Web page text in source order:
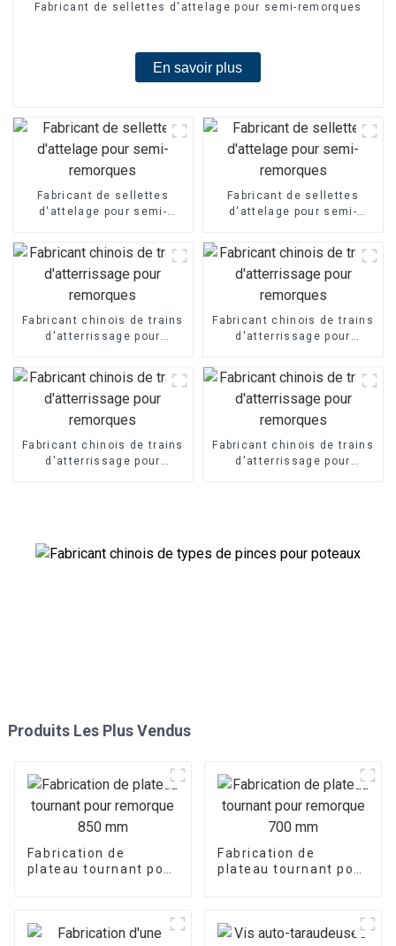
Fabricant de sellettes d'attelage pour semi-remorques
En savoir plus
Fabricant de sellettes
d'attelage pour semi-
Fabricant de sellettes
d'attelage pour semi-
Fabricant chinois de trains
d'atterrissage pour
Fabricant chinois de trains
d'atterrissage pour
Fabricant chinois de trains
d'atterrissage pour
Fabricant chinois de trains
d'atterrissage pour
Produits Les Plus Vendus
Fabrication de
plateau tournant pour
Fabrication de
plateau tournant pour